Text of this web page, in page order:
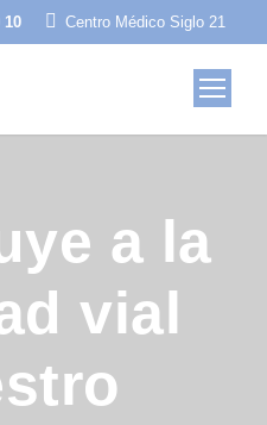
10 Centro Médico Siglo 21
a la
vial